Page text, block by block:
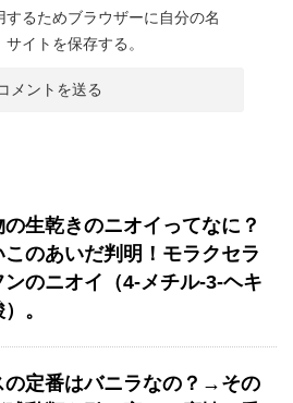
するためブラウザーに自分の名
イトを保存する。
生乾きのニオイってなに？
のあいだ判明！モラクセラ
ンのニオイ（4-メチル-3-ヘキ
。
の定番はバニラなの？→その